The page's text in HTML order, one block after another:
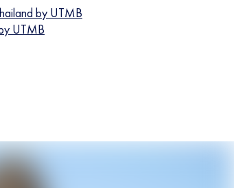
by UTMB
UTMB